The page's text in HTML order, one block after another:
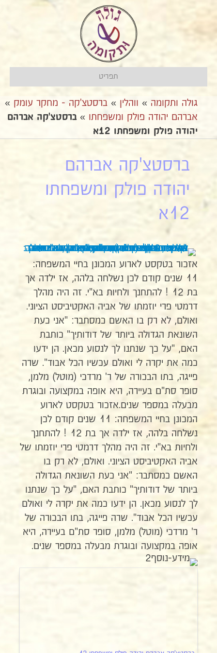
תפריט
גולה ותקומה » ווהלין » ברסטצ'קה - מחקר עומק »
אברהם יהודה פולק ומשפחתו »ברסטצ'קה אברהם
יהודה פולק ומשפחתו 12א
ברסטצ'קה אברהם
יהודה פולק ומשפחתו
12א
אזכור בטקסט לארוע המכונן בחיי המשפחה:
11 שנים קודם לכן נשלחה בלהה, אז ילדה אך
בת 12 ! להתחנך ולחיות בא"י. זה היה מהלך
דרמטי פרי יוזמתו של אביה האקטיביסט הציוני.
ואולם, לא רק בו האשם כמסתבר: "אני כעת
השונאת הגדולה ביותר של דודותיך" כותבת
האם, "על כך שנתנו לך לנסוע מכאן. הן ידעו
כמה את יקרה לי ואולם עכשיו הכל אבוד". שרה
פייגה, בתו הבכורה של ר' מרדכי (מוטל) מלמן,
סופר סת"ם בעיירה, היא אופה במקצועה ובוגרת
מבעלה במספר שנים.אזכור בטקסט לארוע
המכונן בחיי המשפחה: 11 שנים קודם לכן
נשלחה בלהה, אז ילדה אך בת 12 ! להתחנך
ולחיות בא"י. זה היה מהלך דרמטי פרי יוזמתו של
אביה האקטיביסט הציוני. ואולם, לא רק בו
האשם כמסתבר: "אני כעת השונאת הגדולה
ביותר של דודותיך" כותבת האם, "על כך שנתנו
לך לנסוע מכאן. הן ידעו כמה את יקרה לי ואולם
עכשיו הכל אבוד". שרה פייגה, בתו הבכורה של
ר' מרדכי (מוטל) מלמן, סופר סת"ם בעיירה, היא
אופה במקצועה ובוגרת מבעלה במספר שנים.